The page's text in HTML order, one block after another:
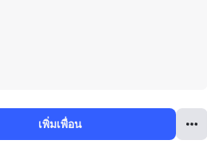
เพิ่มเพื่อน